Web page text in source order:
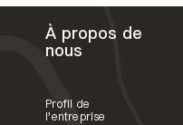
À propos de
nous
Profil de
l'entreprise